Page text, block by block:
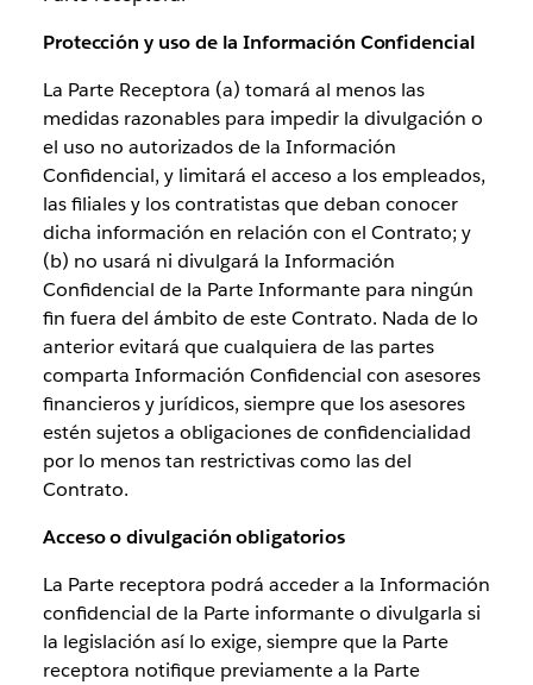
Protección y uso de la Información Confidencial
La Parte Receptora (a) tomará al menos las
medidas razonables para impedir la divulgación o
el uso no autorizados de la Información
Confidencial, y limitará el acceso a los empleados,
las filiales y los contratistas que deban conocer
dicha información en relación con el Contrato; y
(b) no usará ni divulgará la Información
Confidencial de la Parte Informante para ningún
fin fuera del ámbito de este Contrato. Nada de lo
anterior evitará que cualquiera de las partes
comparta Información Confidencial con asesores
financieros y jurídicos, siempre que los asesores
estén sujetos a obligaciones de confidencialidad
por lo menos tan restrictivas como las del
Contrato.
Acceso o divulgación obligatorios
La Parte receptora podrá acceder a la Información
confidencial de la Parte informante o divulgarla si
la legislación así lo exige, siempre que la Parte
receptora notifique previamente a la Parte